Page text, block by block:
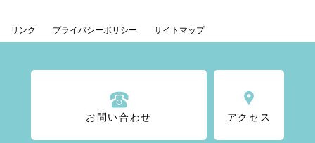
リンク プライバシーポリシー サイトマップ
お問い合わせ アクセス